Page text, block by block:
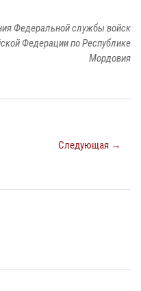
Федеральной службы войск
Федерации по Республике
Мордовия
Следующая →